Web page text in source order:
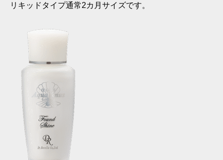
リキッドタイプ通常2カ月サイズです。